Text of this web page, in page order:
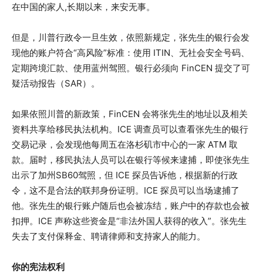
在中国的家人,长期以来，来安无事。
但是，川普行政令一旦生效，依照新规定，张先生的银行会发
现他的账户符合“高风险”标准：使用 ITIN、无社会安全号码、
定期跨境汇款、使用蓝州驾照。银行必须向 FinCEN 提交了可
疑活动报告（SAR）。
如果依照川普的新政策，FinCEN 会将张先生的地址以及相关
资料共享给移民执法机构。ICE 调查员可以查看张先生的银行
交易记录，会发现他每周五在洛杉矶市中心的一家 ATM 取
款。届时，移民执法人员可以在银行等候来逮捕，即使张先生
出示了加州SB60驾照，但 ICE 探员告诉他，根据新的行政
令，这不是合法的联邦身份证明。ICE 探员可以当场逮捕了
他。张先生的银行账户随后也会被冻结，账户中的存款也会被
扣押。ICE 声称这些资金是“非法外国人获得的收入”。张先生
失去了支付保释金、聘请律师和支持家人的能力。
你的宪法权利